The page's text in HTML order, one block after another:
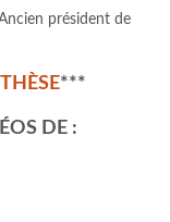
président de
***
DE :